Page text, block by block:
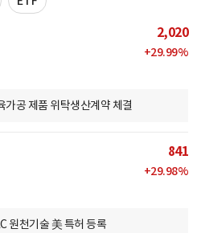
2,020
+29.99%
가공 제품 위탁생산계약 체결
841
+29.98%
원천기술 美 특허 등록